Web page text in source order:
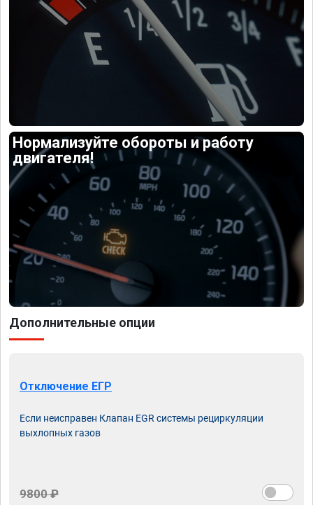
Нормализуйте обороты и работу
двигателя!
Дополнительные опции
Отключение ЕГР
Если неисправен Клапан EGR системы рециркуляции
выхлопных газов
9800 ₽